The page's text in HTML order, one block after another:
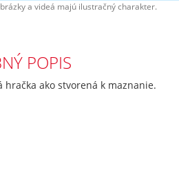
a videá majú ilustračný charakter.
POPIS
hračka ako stvorená k maznanie.